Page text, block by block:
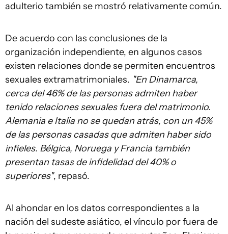
adulterio también se mostró relativamente común.
De acuerdo con las conclusiones de la
organización independiente, en algunos casos
existen relaciones donde se permiten encuentros
sexuales extramatrimoniales. "En Dinamarca,
cerca del 46% de las personas admiten haber
tenido relaciones sexuales fuera del matrimonio.
Alemania e Italia no se quedan atrás, con un 45%
de las personas casadas que admiten haber sido
infieles. Bélgica, Noruega y Francia también
presentan tasas de infidelidad del 40% o
superiores", repasó.
Al ahondar en los datos correspondientes a la
nación del sudeste asiático, el vínculo por fuera de